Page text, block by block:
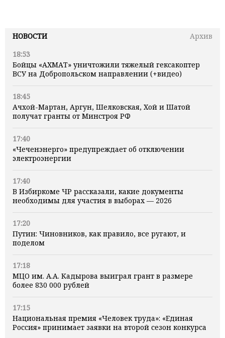
НОВОСТИ
Архив
18:53
Бойцы «АХМАТ» уничтожили тяжелый гексакоптер
ВСУ на Добропольском направлении (+видео)
18:45
Ачхой-Мартан, Аргун, Шелковская, Хой и Шатой
получат гранты от Минстроя РФ
17:40
«Чеченэнерго» предупреждает об отключении
электроэнергии
17:40
В Избиркоме ЧР рассказали, какие документы
необходимы для участия в выборах — 2026
17:20
Путин: Чиновников, как правило, все ругают, и
поделом
17:18
МЦО им. А.А. Кадырова выиграл грант в размере
более 830 000 рублей
17:15
Национальная премия «Человек труда»: «Единая
Россия» принимает заявки на второй сезон конкурса